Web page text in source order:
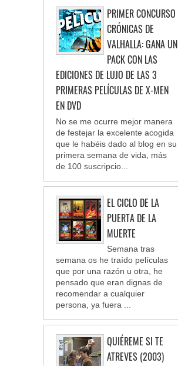
PRIMER CONCURSO
CRÓNICAS DE
VALHALLA: GANA UN
PACK CON LAS
EDICIONES DE LUJO DE LAS 3
PRIMERAS PELÍCULAS DE X-MEN
EN DVD
No se me ocurre mejor manera
de festejar la excelente acogida
que le habéis dado al blog en su
primera semana de vida, más
de 100 suscripcio...
EL CICLO DE LA
PUERTA DE LA
MUERTE
Semana tras
semana os he traído películas
que por una razón u otra, he
pensado que eran dignas de
recomendar a cualquier
persona, ya fuera ...
QUIÉREME SI TE
ATREVES (2003)